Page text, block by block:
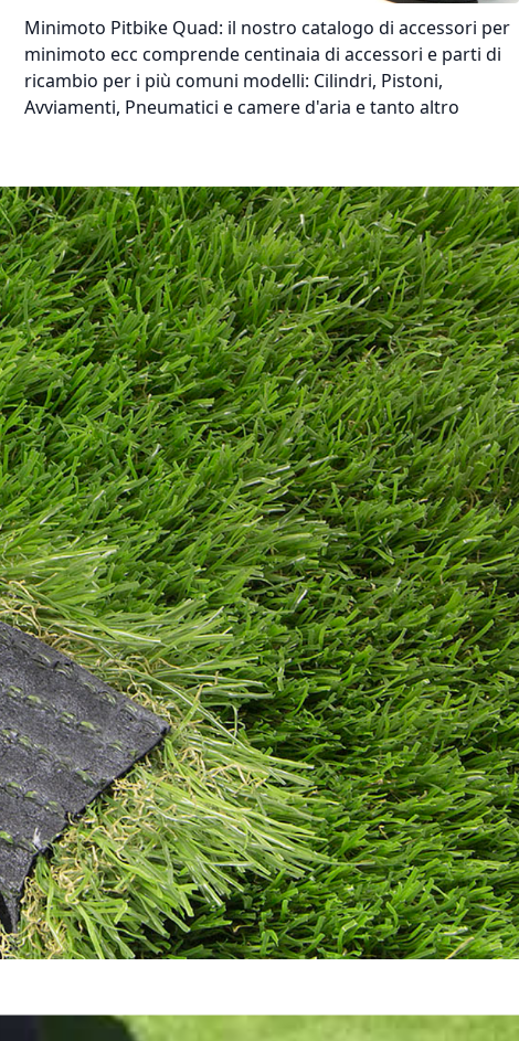
Minimoto Pitbike Quad: il nostro catalogo di accessori per
minimoto ecc comprende centinaia di accessori e parti di
ricambio per i più comuni modelli: Cilindri, Pistoni,
Avviamenti, Pneumatici e camere d'aria e tanto altro